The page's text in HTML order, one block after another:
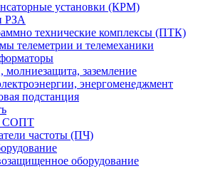
установки (КРМ)
РЗА
технические комплексы (ПТК)
телеметрии и телемеханики
заземление
энергоменеджмент
подстанция
СОПТ
частоты (ПЧ)
оборудование